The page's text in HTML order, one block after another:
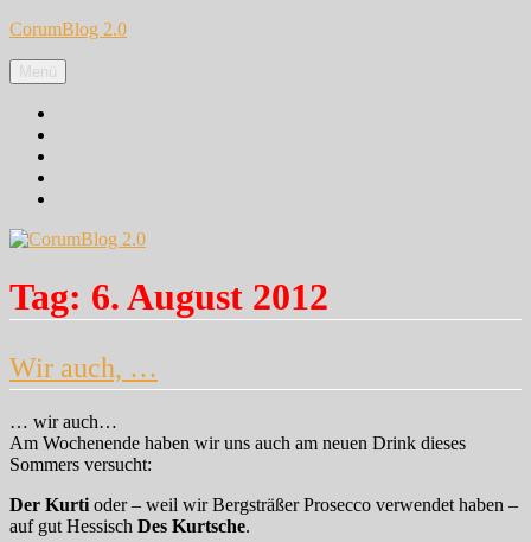
Zum
springen
CorumBlog 2.0
Menü
Tag: 6. August 2012
Wir auch, …
… wir auch…
Am Wochenende haben wir uns auch am neuen Drink dieses
Sommers versucht:
Der Kurti oder – weil wir Bergsträßer Prosecco verwendet haben –
auf gut Hessisch Des Kurtsche.